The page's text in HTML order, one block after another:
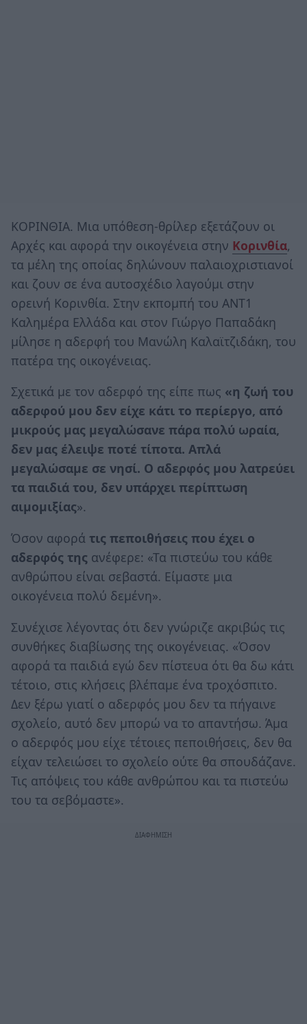
ΚΟΡΙΝΘΙΑ. Μια υπόθεση-θρίλερ εξετάζουν οι
Αρχές και αφορά την οικογένεια στην Κορινθία,
τα μέλη της οποίας δηλώνουν παλαιοχριστιανοί
και ζουν σε ένα αυτοσχέδιο λαγούμι στην
ορεινή Κορινθία. Στην εκπομπή του ΑΝΤ1
Καλημέρα Ελλάδα και στον Γιώργο Παπαδάκη
μίλησε η αδερφή του Μανώλη Καλαϊτζιδάκη, του
πατέρα της οικογένειας.
Σχετικά με τον αδερφό της είπε πως «η ζωή του
αδερφού μου δεν είχε κάτι το περίεργο, από
μικρούς μας μεγαλώσανε πάρα πολύ ωραία,
δεν μας έλειψε ποτέ τίποτα. Απλά
μεγαλώσαμε σε νησί. Ο αδερφός μου λατρεύει
τα παιδιά του, δεν υπάρχει περίπτωση
αιμομιξίας».
Όσον αφορά τις πεποιθήσεις που έχει ο
αδερφός της ανέφερε: «Τα πιστεύω του κάθε
ανθρώπου είναι σεβαστά. Είμαστε μια
οικογένεια πολύ δεμένη».
Συνέχισε λέγοντας ότι δεν γνώριζε ακριβώς τις
συνθήκες διαβίωσης της οικογένειας. «Όσον
αφορά τα παιδιά εγώ δεν πίστευα ότι θα δω κάτι
τέτοιο, στις κλήσεις βλέπαμε ένα τροχόσπιτο.
Δεν ξέρω γιατί ο αδερφός μου δεν τα πήγαινε
σχολείο, αυτό δεν μπορώ να το απαντήσω. Άμα
ο αδερφός μου είχε τέτοιες πεποιθήσεις, δεν θα
είχαν τελειώσει το σχολείο ούτε θα σπουδάζανε.
Τις απόψεις του κάθε ανθρώπου και τα πιστεύω
του τα σεβόμαστε».